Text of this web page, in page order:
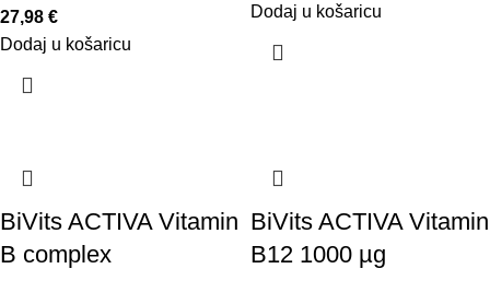
27,98 €
Dodaj u košaricu
Dodaj u košaricu
BiVits ACTIVA Vitamin
B complex
BiVits ACTIVA Vitamin
B12 1000 µg